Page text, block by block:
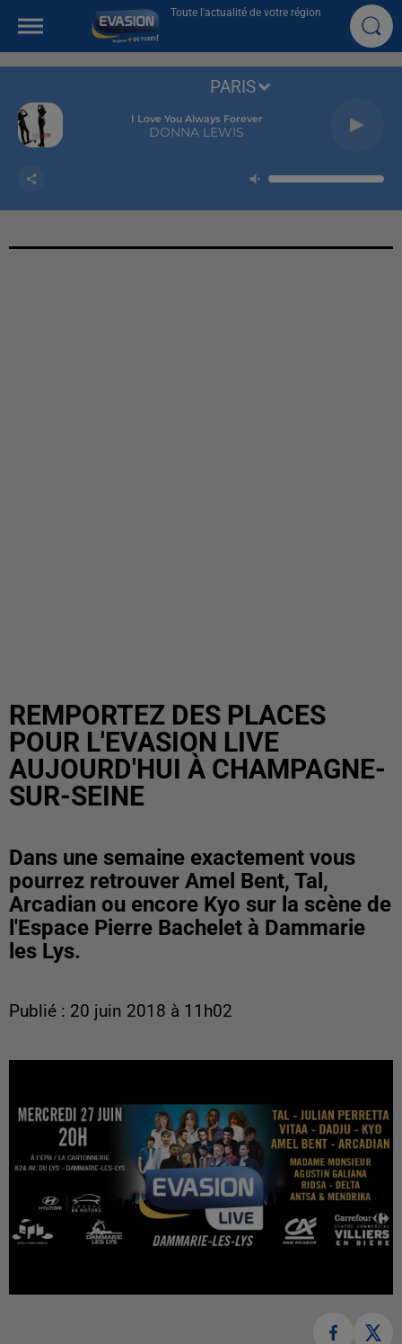
Toute l'actualité de votre région
I Love You Always Forever
DONNA LEWIS
PARIS
REMPORTEZ DES PLACES
POUR L'EVASION LIVE
AUJOURD'HUI À CHAMPAGNE-
SUR-SEINE
Dans une semaine exactement vous
pourrez retrouver Amel Bent, Tal,
Arcadian ou encore Kyo sur la scène de
l'Espace Pierre Bachelet à Dammarie
les Lys.
Publié : 20 juin 2018 à 11h02